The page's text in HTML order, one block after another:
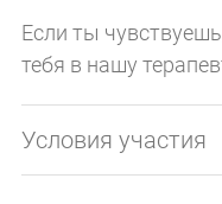
Если ты
тебя в нашу
Условия участия